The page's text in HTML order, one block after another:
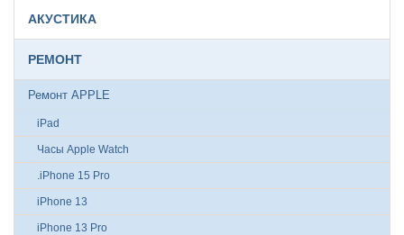
АКУСТИКА
РЕМОНТ
Ремонт APPLE
iPad
Часы Apple Watch
.iPhone 15 Pro
iPhone 13
iPhone 13 Pro